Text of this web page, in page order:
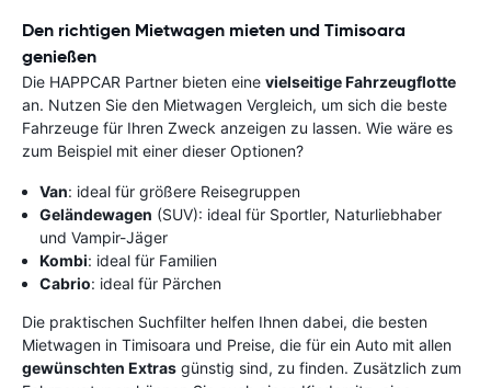
Den richtigen Mietwagen mieten und Timisoara
genießen
Die HAPPCAR Partner bieten eine vielseitige Fahrzeugflotte
an. Nutzen Sie den Mietwagen Vergleich, um sich die beste
Fahrzeuge für Ihren Zweck anzeigen zu lassen. Wie wäre es
zum Beispiel mit einer dieser Optionen?
Van: ideal für größere Reisegruppen
Geländewagen (SUV): ideal für Sportler, Naturliebhaber
und Vampir-Jäger
Kombi: ideal für Familien
Cabrio: ideal für Pärchen
Die praktischen Suchfilter helfen Ihnen dabei, die besten
Mietwagen in Timisoara und Preise, die für ein Auto mit allen
gewünschten Extras günstig sind, zu finden. Zusätzlich zum